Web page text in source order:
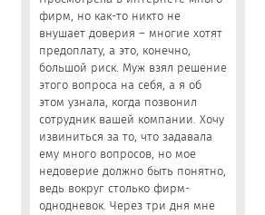
фирм, но как-то никто не
внушает доверия – многие хотят
предоплату, а это, конечно,
большой риск. Муж взял решение
этого вопроса на себя, а я об
этом узнала, когда позвонил
сотрудник вашей компании. Хочу
извиниться за то, что задавала
ему много вопросов, но мое
недоверие должно быть понятно,
ведь вокруг столько фирм-
однодневок. Через три дня мне